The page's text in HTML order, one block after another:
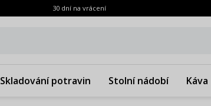
30 dní na vrácení
Skladování potravin Stolní nádobí Káva